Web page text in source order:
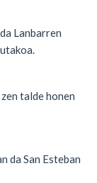
Lanbarren
talde honen
da San Esteban